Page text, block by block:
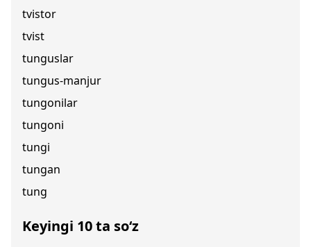
tvistor
tvist
tunguslar
tungus-manjur
tungonilar
tungoni
tungi
tungan
tung
Keyingi 10 ta so‘z